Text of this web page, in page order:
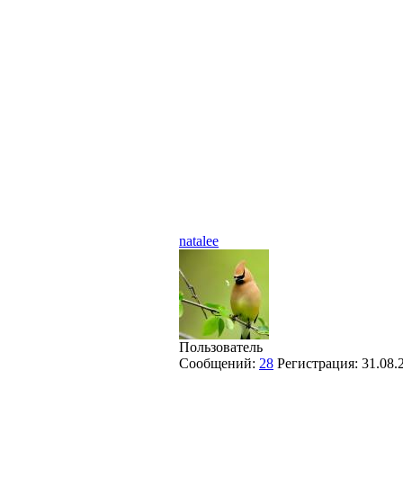
natalee
Пользователь
Сообщений: 28 Регистрация: